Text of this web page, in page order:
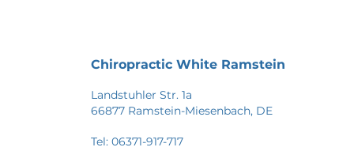
Chiropractic White Ramstein
Landstuhler Str. 1a
66877 Ramstein-Miesenbach, DE
Tel: 06371-917-717